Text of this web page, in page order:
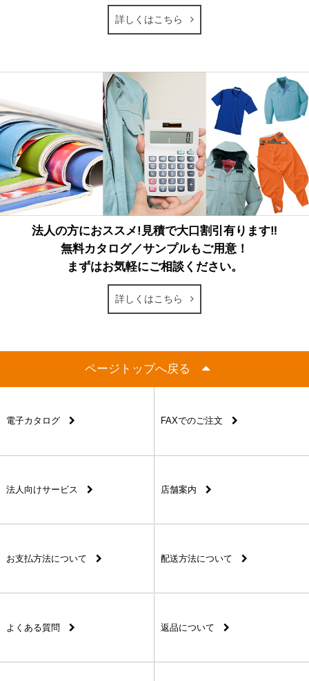
詳しくはこちら
法人の方におススメ!見積で大口割引有ります‼
無料カタログ／サンプルもご用意！
まずはお気軽にご相談ください。
詳しくはこちら
ページトップへ戻る
電子カタログ FAXでのご注文
法人向けサービス 店舗案内
お支払方法について 配送方法について
よくある質問 返品について